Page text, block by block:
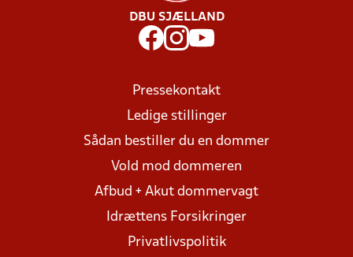
DBU SJÆLLAND
Pressekontakt
Ledige stillinger
Sådan bestiller du en dommer
Vold mod dommeren
Afbud + Akut dommervagt
Idrættens Forsikringer
Privatlivspolitik